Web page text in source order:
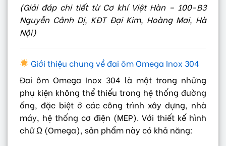
(Giải đáp chi tiết từ Cơ khí Việt Hàn – 100-B3
Nguyễn Cảnh Dị, KĐT Đại Kim, Hoàng Mai, Hà
Nội)
Giới thiệu chung về đai ôm Omega Inox 304
Đai ôm Omega Inox 304 là một trong những
phụ kiện không thể thiếu trong hệ thống đường
ống, đặc biệt ở các công trình xây dựng, nhà
máy, hệ thống cơ điện (MEP). Với thiết kế hình
chữ Ω (Omega), sản phẩm này có khả năng: